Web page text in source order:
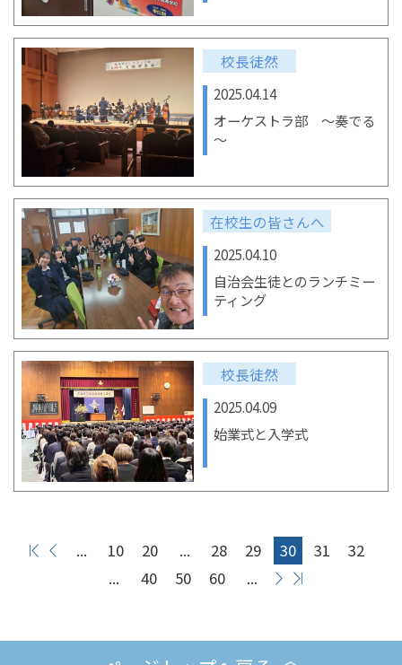
校長徒然
2025.04.14
オーケストラ部 ～奏でる
～
在校生の皆さんへ
2025.04.10
自治会生徒とのランチミー
ティング
校長徒然
2025.04.09
始業式と入学式
... 10 20 ... 28 29 30 31
32
...
40 50 60 ...